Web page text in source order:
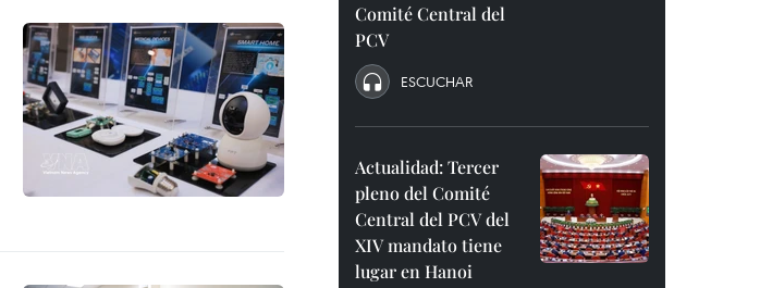
Comité Central del
PCV
ESCUCHAR
Actualidad: Tercer
pleno del Comité
Central del PCV del
XIV mandato tiene
lugar en Hanoi